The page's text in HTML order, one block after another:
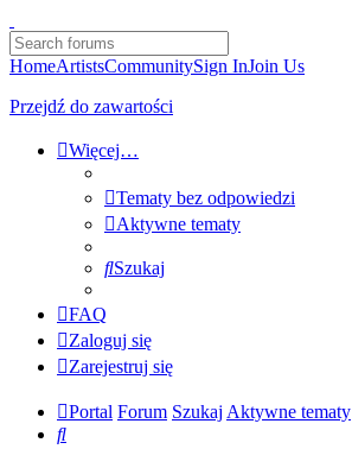
HomeArtistsCommunitySign InJoin Us
Przejdź do zawartości
Więcej…
Tematy bez odpowiedzi
Aktywne tematy
Szukaj
FAQ
Zaloguj się
Zarejestruj się
Portal Forum Szukaj Aktywne tematy
Szukaj